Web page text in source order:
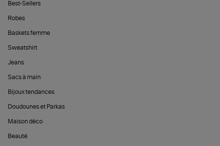
Best-Sellers
Robes
Baskets femme
Sweatshirt
Jeans
Sacs à main
Bijoux tendances
Doudounes et Parkas
Maison déco
Beauté